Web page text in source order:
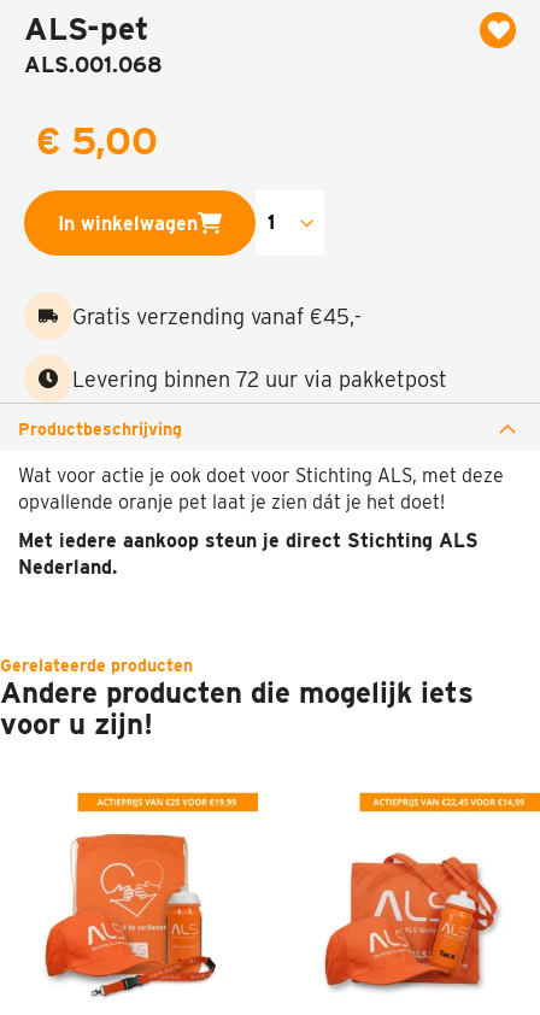
naar
begin
afbeeldingen-
ALS-pet
ALS.001.068
€ 5,00
In winkelwagen
Gratis verzending vanaf €45,-
Levering binnen 72 uur via pakketpost
Productbeschrijving
Wat voor actie je ook doet voor Stichting ALS, met deze
opvallende oranje pet laat je zien dát je het doet!
Met iedere aankoop steun je direct Stichting ALS
Nederland.
Gerelateerde producten
Andere producten die mogelijk iets
voor u zijn!